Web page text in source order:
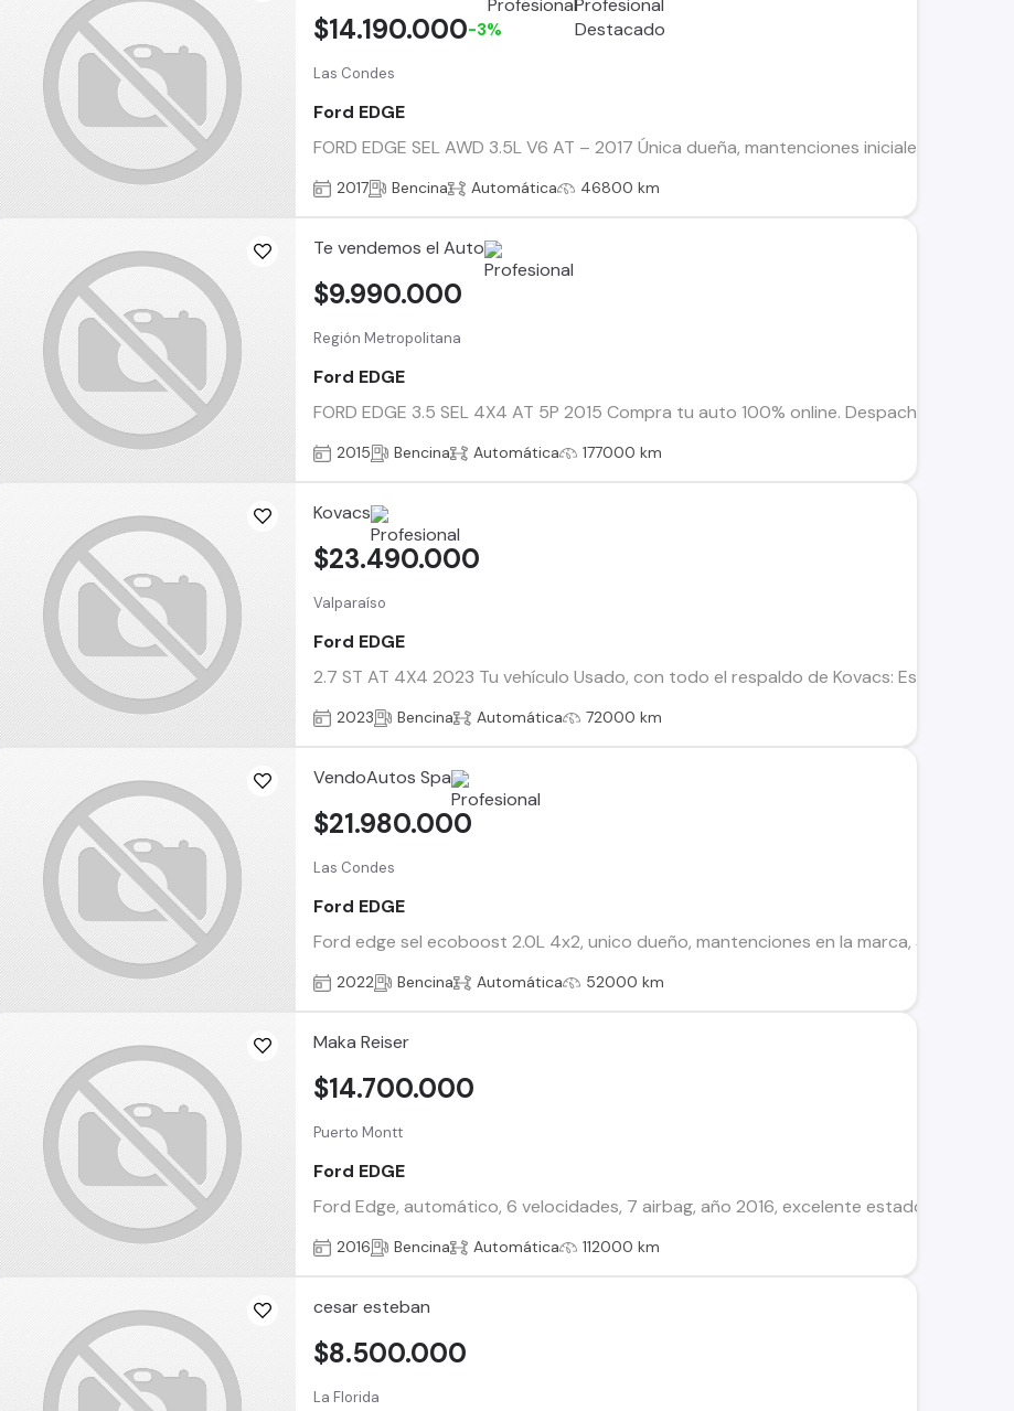
Las Condes
Ford EDGE
FORD EDGE SEL AWD 3.5L V6 AT – 2017 Única dueña, mantenciones iniciales en la
$14.190.000-3%
2017 Bencina Automática 46800 km
Te vendemos el Auto
Región Metropolitana
Ford EDGE
FORD EDGE 3.5 SEL 4X4 AT 5P 2015 Compra tu auto 100% online. Despachos
$9.990.000
2015 Bencina Automática 177000 km
Kovacs
Valparaíso
Ford EDGE
2.7 ST AT 4X4 2023 Tu vehículo Usado, con todo el respaldo de Kovacs: Este
$23.490.000
2023 Bencina Automática 72000 km
VendoAutos Spa
Las Condes
Ford EDGE
Ford edge sel ecoboost 2.0L 4x2, unico dueño, mantenciones en la marca,
$21.980.000
2022 Bencina Automática 52000 km
Maka Reiser
Puerto Montt
Ford EDGE
Ford Edge, automático, 6 velocidades, 7 airbag, año 2016, excelente estado, venta
$14.700.000
2016 Bencina Automática 112000 km
cesar esteban
La Florida
$8.500.000